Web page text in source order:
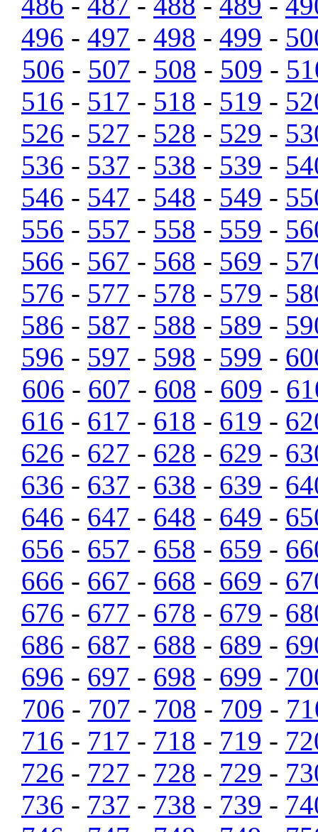
496 - 497 - 498 - 499 -
506 - 507 - 508 - 509 -
516 - 517 - 518 - 519 -
526 - 527 - 528 - 529 -
536 - 537 - 538 - 539 -
546 - 547 - 548 - 549 -
556 - 557 - 558 - 559 -
566 - 567 - 568 - 569 -
576 - 577 - 578 - 579 -
586 - 587 - 588 - 589 -
596 - 597 - 598 - 599 -
606 - 607 - 608 - 609 -
616 - 617 - 618 - 619 -
626 - 627 - 628 - 629 -
636 - 637 - 638 - 639 -
646 - 647 - 648 - 649 -
656 - 657 - 658 - 659 -
666 - 667 - 668 - 669 -
676 - 677 - 678 - 679 -
686 - 687 - 688 - 689 -
696 - 697 - 698 - 699 -
706 - 707 - 708 - 709 -
716 - 717 - 718 - 719 -
726 - 727 - 728 - 729 -
736 - 737 - 738 - 739 -